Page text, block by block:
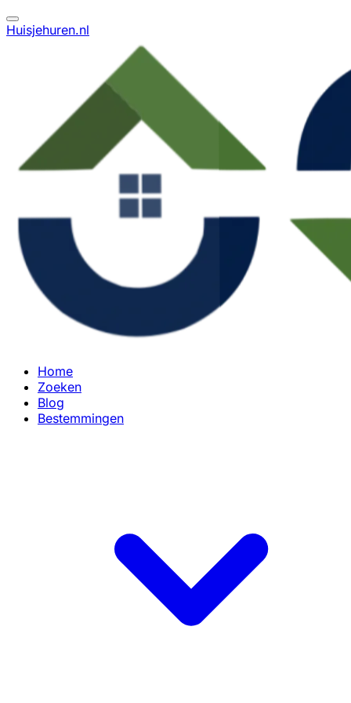
Huisjehuren.nl
Home
Zoeken
Blog
Bestemmingen